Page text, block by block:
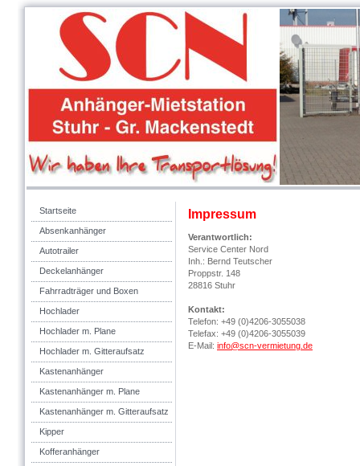
Startseite
Absenkanhänger
Autotrailer
Deckelanhänger
Fahrradträger und Boxen
Hochlader
Hochlader m. Plane
Hochlader m. Gitteraufsatz
Kastenanhänger
Kastenanhänger m. Plane
Kastenanhänger m. Gitteraufsatz
Kipper
Kofferanhänger
Impressum
Verantwortlich:
Service Center Nord
Inh.: Bernd Teutscher
Proppstr. 148
28816 Stuhr
Kontakt:
Telefon: +49 (0)4206-3055038
Telefax: +49 (0)4206-3055039
E-Mail: info@scn-vermietung.de